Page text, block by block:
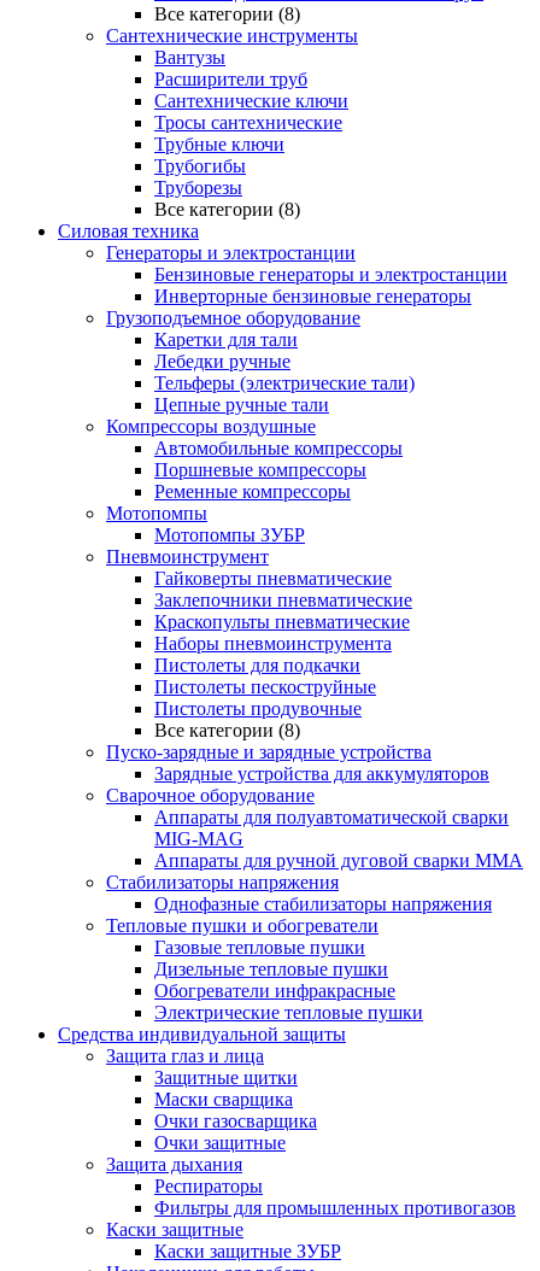
Все категории (8)
Сантехнические инструменты
Вантузы
Расширители труб
Сантехнические ключи
Тросы сантехнические
Трубные ключи
Трубогибы
Труборезы
Все категории (8)
Силовая техника
Генераторы и электростанции
Бензиновые генераторы и электростанции
Инверторные бензиновые генераторы
Грузоподъемное оборудование
Каретки для тали
Лебедки ручные
Тельферы (электрические тали)
Цепные ручные тали
Компрессоры воздушные
Автомобильные компрессоры
Поршневые компрессоры
Ременные компрессоры
Мотопомпы
Мотопомпы ЗУБР
Пневмоинструмент
Гайковерты пневматические
Заклепочники пневматические
Краскопульты пневматические
Наборы пневмоинструмента
Пистолеты для подкачки
Пистолеты пескоструйные
Пистолеты продувочные
Все категории (8)
Пуско-зарядные и зарядные устройства
Зарядные устройства для аккумуляторов
Сварочное оборудование
Аппараты для полуавтоматической сварки
MIG-MAG
Аппараты для ручной дуговой сварки MMA
Стабилизаторы напряжения
Однофазные стабилизаторы напряжения
Тепловые пушки и обогреватели
Газовые тепловые пушки
Дизельные тепловые пушки
Обогреватели инфракрасные
Электрические тепловые пушки
Средства индивидуальной защиты
Защита глаз и лица
Защитные щитки
Маски сварщика
Очки газосварщика
Очки защитные
Защита дыхания
Респираторы
Фильтры для промышленных противогазов
Каски защитные
Каски защитные ЗУБР